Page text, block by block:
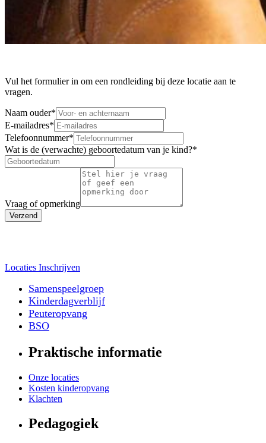
Vul het formulier in om een rondleiding bij deze locatie aan te
vragen.
Naam ouder*
E-mailadres*
Telefoonnummer*
Wat is de (verwachte) geboortedatum van je kind?*
Vraag of opmerking
Verzend
Locaties Inschrijven
Samenspeelgroep
Kinderdagverblijf
Peuteropvang
BSO
Praktische informatie
Onze locaties
Kosten kinderopvang
Klachten
Pedagogiek